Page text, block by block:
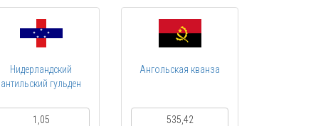
Нидерландский
антильский гульден
1,05
Ангольская кванза
535,42